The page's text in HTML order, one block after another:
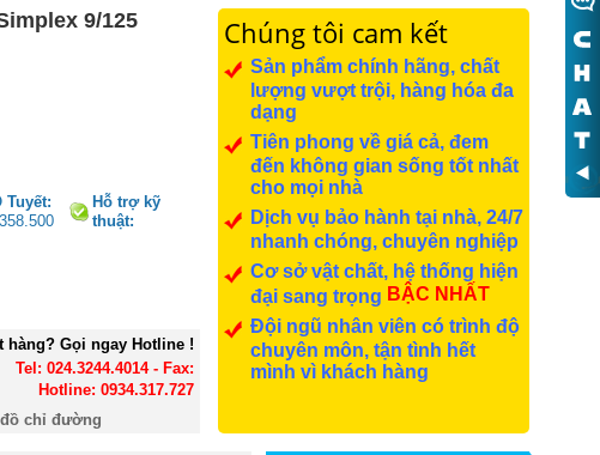
9/125
Tuyết:
Hỗ trợ kỹ
thuật:
hàng? Gọi ngay Hotline !
Tel: 024.3244.4014 - Fax:
Hotline: 0934.317.727
chỉ đường
Chúng tôi cam kết
Sản phẩm chính hãng, chất
lượng vượt trội, hàng hóa đa
dạng
Tiên phong về giá cả, đem
đến không gian sống tốt nhất
cho mọi nhà
Dịch vụ bảo hành tại nhà, 24/7
nhanh chóng, chuyên nghiệp
Cơ sở vật chất, hệ thống hiện
đại sang trọng BẬC NHẤT
Đội ngũ nhân viên có trình độ
chuyên môn, tận tình hết
mình vì khách hàng